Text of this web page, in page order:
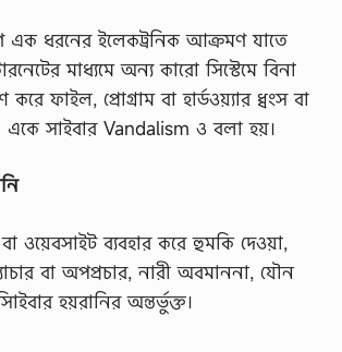
এক ধরনের ইলেকট্রনিক আক্রমণ যাতে
মাধ্যমে অন্য কারো সিস্টেমে বিনা
ফাইল, প্রোগ্রাম বা হার্ডওয়্যার ধ্বংস বা
একে সাইবার Vandalism ও বলা হয়।
ওয়েবসাইট ব্যবহার করে হুমকি দেওয়া,
বা অপপ্রচার, নারী অবমাননা, যৌন
হয়রানির অন্তর্ভুক্ত।